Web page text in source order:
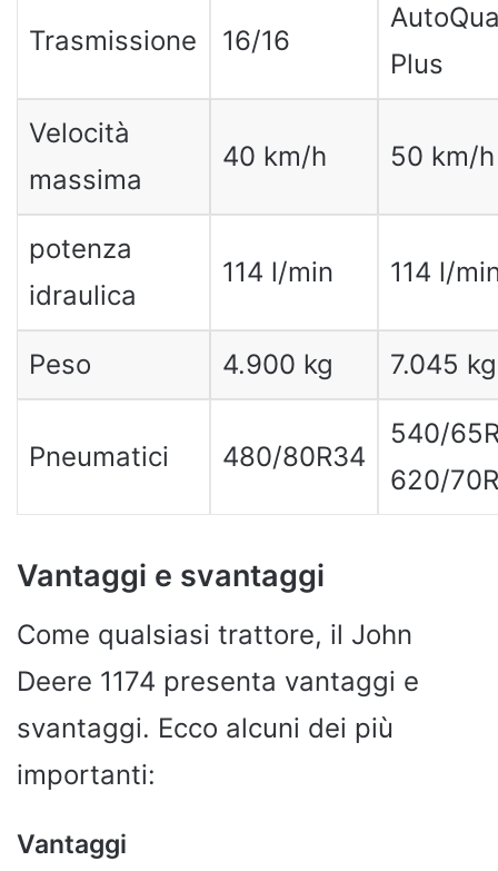
Trasmissione 16/16
Plus
Velocità
massima
40 km/h 50 km/h
potenza
idraulica
114 l/min 114 l/
Peso 4.900 kg 7.045 kg
Pneumatici 480/80R34
540/
620/
Vantaggi e svantaggi
Come qualsiasi trattore, il John
Deere 1174 presenta vantaggi e
svantaggi. Ecco alcuni dei più
importanti:
Vantaggi